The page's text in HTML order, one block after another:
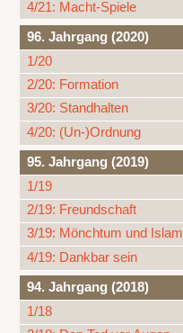
4/21: Macht-Spiele
96. Jahrgang (2020)
1/20
2/20: Formation
3/20: Standhalten
4/20: (Un-)Ordnung
95. Jahrgang (2019)
1/19
2/19: Freundschaft
3/19: Mönchtum und Islam
4/19: Dankbar sein
94. Jahrgang (2018)
1/18